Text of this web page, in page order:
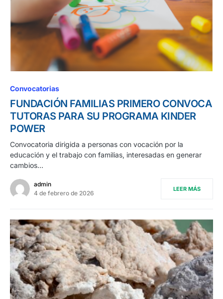
Convocatorias
FUNDACIÓN FAMILIAS PRIMERO CONVOCA
TUTORAS PARA SU PROGRAMA KINDER
POWER
Convocatoria dirigida a personas con vocación por la
educación y el trabajo con familias, interesadas en generar
cambios…
admin
4 de febrero de 2026
LEER MÁS